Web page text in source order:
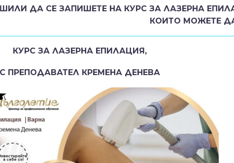
ДА СЕ ЗАПИШЕТЕ НА КУРС ЗА ЛАЗЕРНА
КОИТО МОЖЕТЕ
КУРС ЗА ЛАЗЕРНА ЕПИЛАЦИЯ,
С ПРЕПОДАВАТЕЛ КРЕМЕНА ДЕНЕВА